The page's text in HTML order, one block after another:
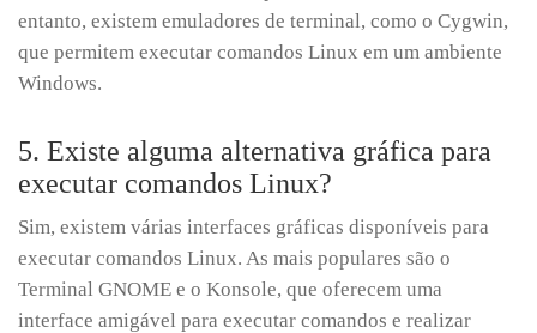
entanto, existem emuladores de terminal, como o Cygwin,
que permitem executar comandos Linux em um ambiente
Windows.
5. Existe alguma alternativa gráfica para
executar comandos Linux?
Sim, existem várias interfaces gráficas disponíveis para
executar comandos Linux. As mais populares são o
Terminal GNOME e o Konsole, que oferecem uma
interface amigável para executar comandos e realizar